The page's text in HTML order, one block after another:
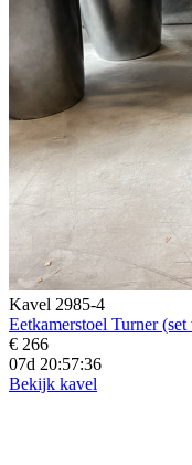
Kavel 2985-4
Eetkamerstoel Turner
€ 266
07d 20:57:34
Bekijk kavel